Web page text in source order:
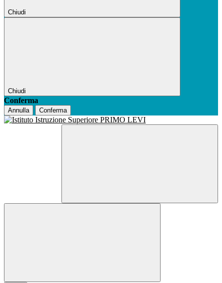
Chiudi
Chiudi
Conferma
Annulla Conferma